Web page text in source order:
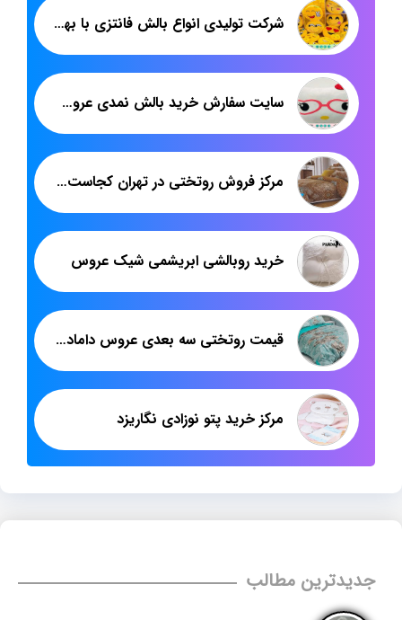
شرکت تولیدی انواع بالش فانتزی با بهترین قیمت
سایت سفارش خرید بالش نمدی عروسکی
مرکز فروش روتختی در تهران کجاست | تولید انواع روتختی یک نفره و دونفره | پاندا
خرید روبالشی ابریشمی شیک عروس
قیمت روتختی سه بعدی عروس داماد | فروش عمده روتختی ایرانی از تولیدی | پاندا
مرکز خرید پتو نوزادی نگاریزد
جدیدترین مطالب